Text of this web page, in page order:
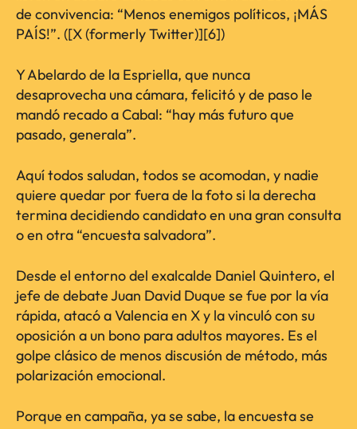
de convivencia: “Menos enemigos políticos, ¡MÁS
PAÍS!”. ([X (formerly Twitter)][6])
Y Abelardo de la Espriella, que nunca
desaprovecha una cámara, felicitó y de paso le
mandó recado a Cabal: “hay más futuro que
pasado, generala”.
Aquí todos saludan, todos se acomodan, y nadie
quiere quedar por fuera de la foto si la derecha
termina decidiendo candidato en una gran consulta
o en otra “encuesta salvadora”.
Desde el entorno del exalcalde Daniel Quintero, el
jefe de debate Juan David Duque se fue por la vía
rápida, atacó a Valencia en X y la vinculó con su
oposición a un bono para adultos mayores. Es el
golpe clásico de menos discusión de método, más
polarización emocional.
Porque en campaña, ya se sabe, la encuesta se